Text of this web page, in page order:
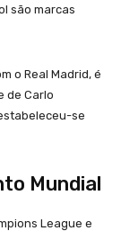
são marcas
o Real Madrid, é
de Carlo
se
Mundial
League e